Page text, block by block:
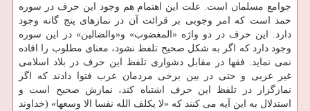
جوامع مسلمان است. علت این اهتمام هم وجود این حرف در سوره
حمد است كه امر وجوبی بر قرائت آن در نمازهای پنج گانه وجود
دارد. این حرف در دو واژه «المغضوب» و«والضالین» در این سوره
وجود دارد كه اگر به شكل صحیح تلفظ نشود، معنای مطلوب را افاده
نمی نماید. فقها در مقابل دشواری تلفظ این حرف در بلاد اسلامی
غیر عربی و حتی در بین برخی مردمان عرب فتوا دادند كه اگر
نمازگزار در تلفظ این حرف اشتباه كند، نمازش صحیح است و
استدلال به این آیه می كنند كه «لا یكلف الله نفسا الا وسعها» (خداوند